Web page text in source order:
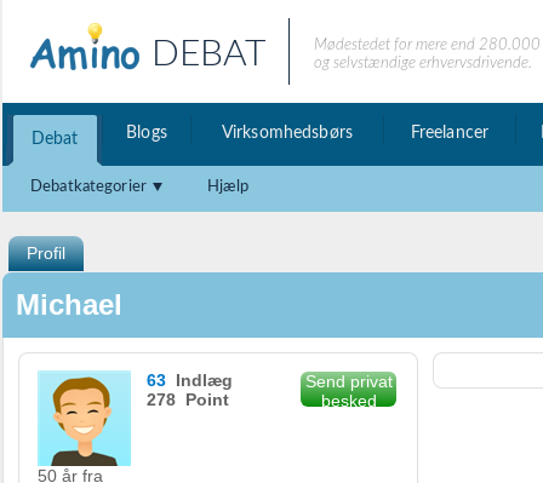
DEBAT
Mødestedet for mere end
og selvstændige erhvervsdrivende.
Debat Blogs Virksomhedsbørs Freelancer
Debatkategorier Hjælp
Profil
Michael
50 år fra
63 Indlæg
278 Point
Send privat
besked